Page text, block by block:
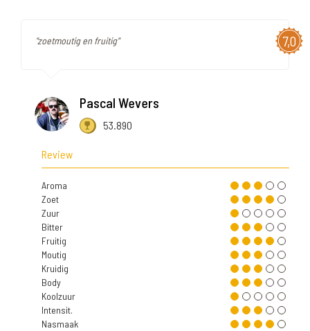
7,0
"zoetmoutig en fruitig"
Pascal Wevers
53.890
Review
Aroma
Zoet
Zuur
Bitter
Fruitig
Moutig
Kruidig
Body
Koolzuur
Intensit.
Nasmaak